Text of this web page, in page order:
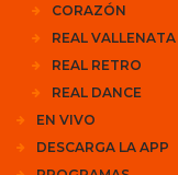
CORAZÓN
REAL VALLENATA
REAL RETRO
REAL DANCE
EN VIVO
DESCARGA LA APP